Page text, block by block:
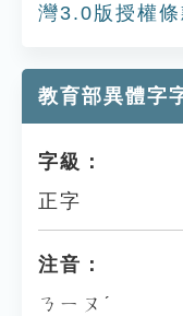
灣3.0版授權條
教育部異體字
字級：
正字
注音：
ㄋㄧㄡˊ